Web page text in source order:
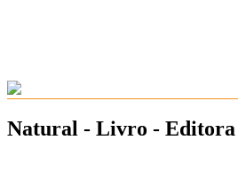
Natural - Livro - Editora